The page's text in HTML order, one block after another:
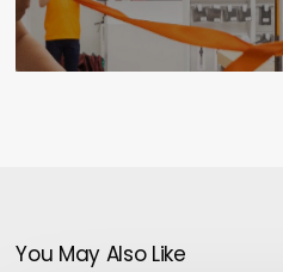
You May Also Like